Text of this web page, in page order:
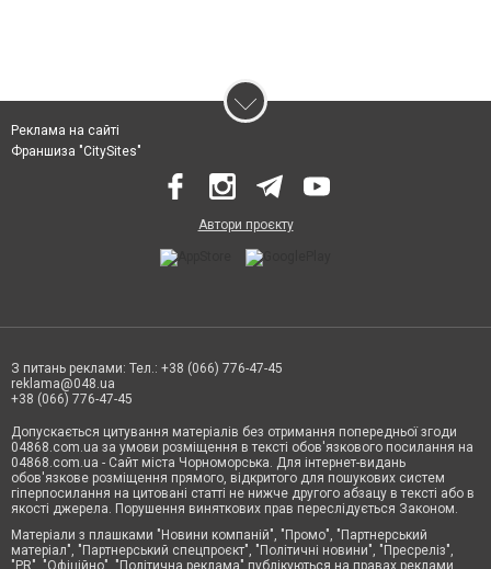
Реклама на сайті
Франшиза "CitySites"
Автори проєкту
З питань реклами: Тел.: +38 (066) 776-47-45
reklama@048.ua
+38 (066) 776-47-45
Допускається цитування матеріалів без отримання попередньої згоди
04868.com.ua за умови розміщення в тексті обов'язкового посилання на
04868.com.ua - Сайт міста Чорноморська. Для інтернет-видань
обов'язкове розміщення прямого, відкритого для пошукових систем
гіперпосилання на цитовані статті не нижче другого абзацу в тексті або в
якості джерела. Порушення виняткових прав переслідується Законом.
Матеріали з плашками "Новини компаній", "Промо", "Партнерський
матеріал", "Партнерський спецпроєкт", "Політичні новини", "Пресреліз",
"PR", "Офіційно", "Політична реклама" публікуються на правах реклами.